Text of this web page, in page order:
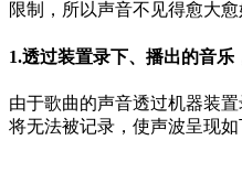
限制，所以声音不见得愈大愈
1.透过装置录下、播出的音乐
由于歌曲的声音透过机器装
将无法被记录，使声波呈现